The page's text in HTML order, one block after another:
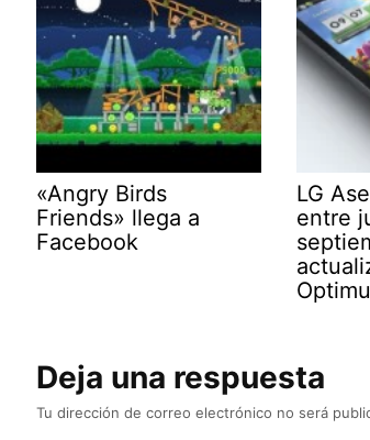
«Angry Birds
Friends» llega a
Facebook
LG
entre
Deja una respuesta
Tu dirección de correo electrónico no será